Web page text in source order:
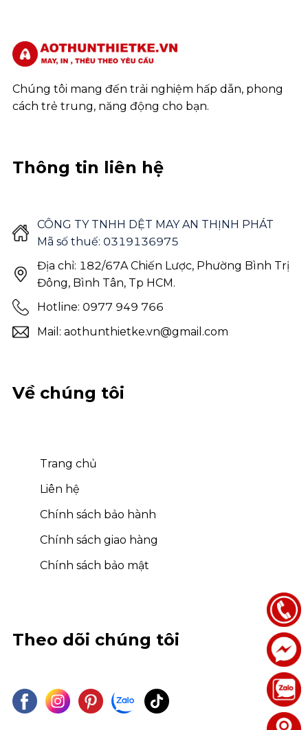
Theo dõi chúng tôi
Chúng tôi mang đến trải nghiệm hấp dẫn, phong
cách trẻ trung, năng động cho bạn.
Về chúng tôi
Trang chủ
Liên hệ
Chính sách bảo hành
Chính sách giao hàng
Chính sách bảo mật
Thông tin liên hệ
Hotline: 0977 949 766
Mail: aothunthietke.vn@gmail.com
Địa chỉ: 182/67A Chiến Lược, Phường Bình Trị
Đông, Bình Tân, Tp HCM.
CÔNG TY TNHH DỆT MAY AN THỊNH PHÁT
Mã số thuế: 0319136975